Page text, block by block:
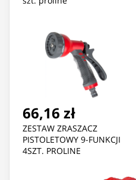
66,16 zł
ZESTAW ZRASZACZ
PISTOLETOWY 9-FUNKCJI
4SZT. PROLINE